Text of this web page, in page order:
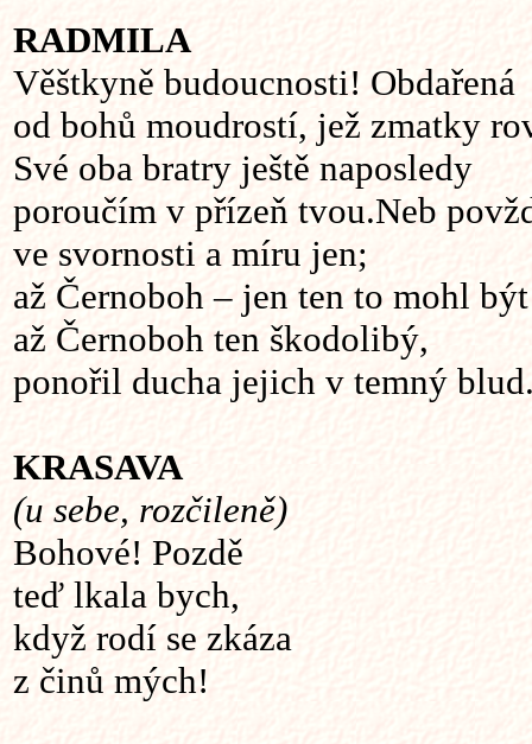
RADMILA
Věštkyně budoucnosti! Obdařená
od bohů moudrostí, jež zmatky
Své oba bratry ještě naposledy
poroučím v přízeň tvou.Neb
ve svornosti a míru jen;
až Černoboh – jen ten to mohl
až Černoboh ten škodolibý,
ponořil ducha jejich v temný
KRASAVA
(u sebe, rozčileně)
Bohové! Pozdě
teď lkala bych,
když rodí se zkáza
z činů mých!